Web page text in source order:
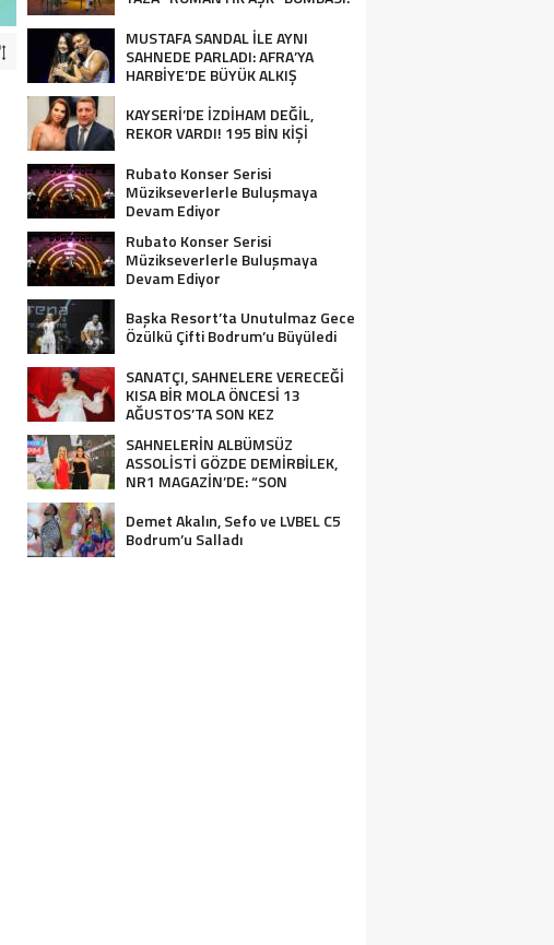
MUSTAFA SANDAL İLE AYNI
SAHNEDE PARLADI: AFRA’YA
HARBİYE’DE BÜYÜK ALKIŞ
KAYSERİ’DE İZDİHAM DEĞİL,
REKOR VARDI! 195 BİN KİŞİ
Rubato Konser Serisi
Müzikseverlerle Buluşmaya
Devam Ediyor
Rubato Konser Serisi
Müzikseverlerle Buluşmaya
Devam Ediyor
Başka Resort’ta Unutulmaz Gece
Özülkü Çifti Bodrum’u Büyüledi
SANATÇI, SAHNELERE VERECEĞİ
KISA BİR MOLA ÖNCESİ 13
AĞUSTOS’TA SON KEZ
HARBİYE’DE OLACAK!
SAHNELERİN ALBÜMSÜZ
ASSOLİSTİ GÖZDE DEMİRBİLEK,
NR1 MAGAZİN’DE: “SON
OLACAĞIM!”
Demet Akalın, Sefo ve LVBEL C5
Bodrum’u Salladı